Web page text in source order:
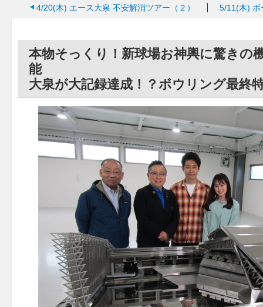
4/20(木) エース大泉 不安解消ツアー（２） 5/11(木) ボ
本物そっくり！新球場お神輿に驚きの
大泉が大記録達成！？ボウリング最終